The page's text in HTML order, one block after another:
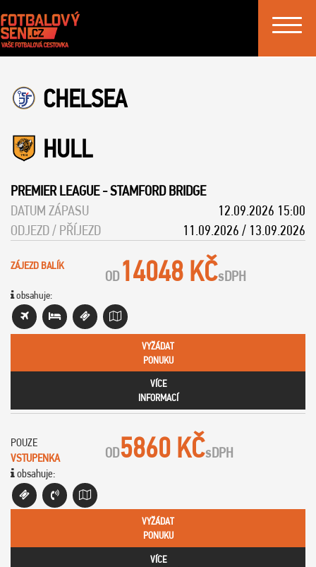
Toggle
CHELSEA
HULL
PREMIER LEAGUE-STAMFORD BRIDGE
DATUM ZÁPASU
12.09.2026 15:00
ODJEZD / PŘÍJEZD
11.09.2026 / 13.09.2026
ZÁJEZD BALÍK
obsahuje:
OD 14048 KČsDPH
VYŽÁDAT
PONUKU
VÍCE
INFORMACÍ
POUZE
VSTUPENKA
obsahuje:
OD5860 KČsDPH
VYŽÁDAT
PONUKU
VÍCE